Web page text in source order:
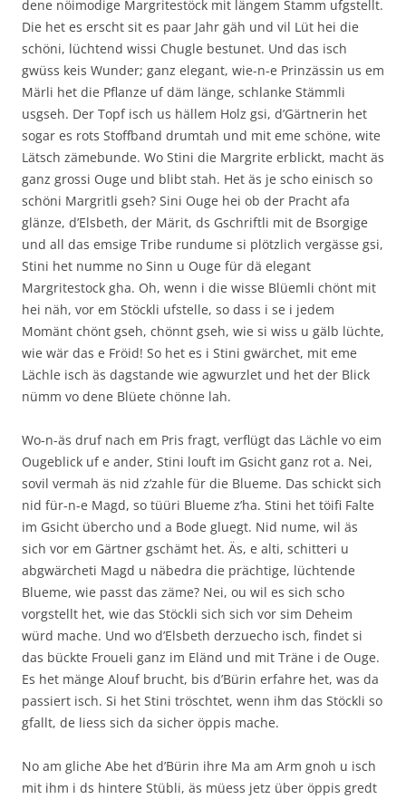
dene nöimodige Margritestöck mit längem Stamm ufgstellt.
Die het es erscht sit es paar Jahr gäh und vil Lüt hei die
schöni, lüchtend wissi Chugle bestunet. Und das isch
gwüss keis Wunder; ganz elegant, wie-n-e Prinzässin us em
Märli het die Pflanze uf däm länge, schlanke Stämmli
usgseh. Der Topf isch us hällem Holz gsi, d’Gärtnerin het
sogar es rots Stoffband drumtah und mit eme schöne, wite
Lätsch zämebunde. Wo Stini die Margrite erblickt, macht äs
ganz grossi Ouge und blibt stah. Het äs je scho einisch so
schöni Margritli gseh? Sini Ouge hei ob der Pracht afa
glänze, d’Elsbeth, der Märit, ds Gschriftli mit de Bsorgige
und all das emsige Tribe rundume si plötzlich vergässe gsi,
Stini het numme no Sinn u Ouge für dä elegant
Margritestock gha. Oh, wenn i die wisse Blüemli chönt mit
hei näh, vor em Stöckli ufstelle, so dass i se i jedem
Momänt chönt gseh, chönnt gseh, wie si wiss u gälb lüchte,
wie wär das e Fröid! So het es i Stini gwärchet, mit eme
Lächle isch äs dagstande wie agwurzlet und het der Blick
nümm vo dene Blüete chönne lah.
Wo-n-äs druf nach em Pris fragt, verflügt das Lächle vo eim
Ougeblick uf e ander, Stini louft im Gsicht ganz rot a. Nei,
sovil vermah äs nid z’zahle für die Blueme. Das schickt sich
nid für-n-e Magd, so tüüri Blueme z’ha. Stini het töifi Falte
im Gsicht übercho und a Bode gluegt. Nid nume, wil äs
sich vor em Gärtner gschämt het. Äs, e alti, schitteri u
abgwärcheti Magd u näbedra die prächtige, lüchtende
Blueme, wie passt das zäme? Nei, ou wil es sich scho
vorgstellt het, wie das Stöckli sich sich vor sim Deheim
würd mache. Und wo d’Elsbeth derzuecho isch, findet si
das bückte Froueli ganz im Eländ und mit Träne i de Ouge.
Es het mänge Alouf brucht, bis d’Bürin erfahre het, was da
passiert isch. Si het Stini tröschtet, wenn ihm das Stöckli so
gfallt, de liess sich da sicher öppis mache.
No am gliche Abe het d’Bürin ihre Ma am Arm gnoh u isch
mit ihm i ds hintere Stübli, äs müess jetz über öppis gredt